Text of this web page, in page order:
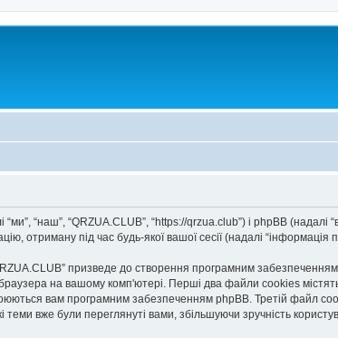
“наш”, “QRZUA.CLUB”, “https://qrzua.club”) і phpBB (надалі
отриману під час будь-якої вашої сесії (надалі “інформація
призведе до створення програмним забезпеченням
на вашому комп'ютері. Перші два файли cookies
вам програмним забезпеченням phpBB. Третій файл
теми вже були переглянуті вами, збільшуючи зручність